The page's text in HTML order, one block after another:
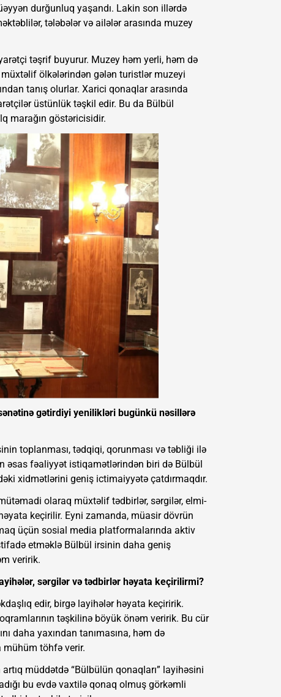
durğunluq yaşandı. Lakin son illərdə
tələbələr və ailələr arasında muzey
təşrif buyurur. Muzey həm yerli, həm də
ölkələrindən gələn turistlər muzeyi
tanış olurlar. Xarici qonaqlar arasında
üstünlük təşkil edir. Bu da Bülbül
marağın göstəricisidir.
gətirdiyi yenilikləri bugünkü nəsillərə
toplanması, tədqiqi, qorunması və təbliği ilə
əsas fəaliyyət istiqamətlərindən biri də Bülbül
xidmətlərini geniş ictimaiyyətə çatdırmaqdır.
olaraq müxtəlif tədbirlər, sərgilər, elmi-
keçirilir. Eyni zamanda, müasir dövrün
üçün sosial media platformalarında aktiv
etməklə Bülbül irsinin daha geniş
veririk.
sərgilər və tədbirlər həyata keçirilirmi?
edir, birgə layihələr həyata keçiririk.
təşkilinə böyük önəm veririk. Bu cür
daha yaxından tanımasına, həm də
mühüm töhfə verir.
müddətdə “Bülbülün qonaqları” layihəsini
bu evdə vaxtilə qonaq olmuş görkəmli